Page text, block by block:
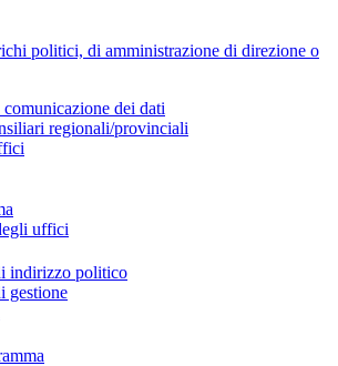
politici, di amministrazione di direzione o
dei dati
regionali/provinciali
uffici
indirizzo politico
gestione